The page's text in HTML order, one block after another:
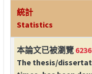
統計
Statistics
本論文已被瀏覽 6236
The thesis/